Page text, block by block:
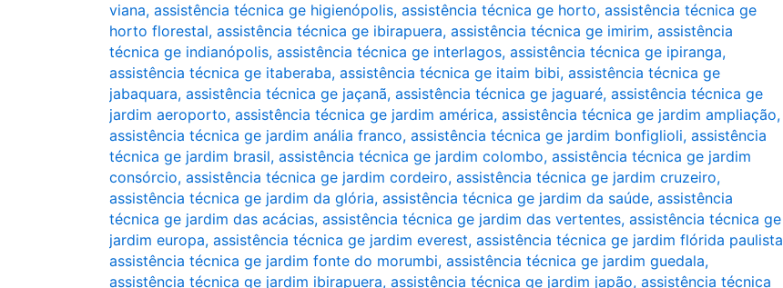
viana, assistência técnica ge higienópolis, assistência técnica ge horto, assistência técnica ge
horto florestal, assistência técnica ge ibirapuera, assistência técnica ge imirim, assistência
técnica ge indianópolis, assistência técnica ge interlagos, assistência técnica ge ipiranga,
assistência técnica ge itaberaba, assistência técnica ge itaim bibi, assistência técnica ge
jabaquara, assistência técnica ge jaçanã, assistência técnica ge jaguaré, assistência técnica ge
jardim aeroporto, assistência técnica ge jardim américa, assistência técnica ge jardim ampliação,
assistência técnica ge jardim anália franco, assistência técnica ge jardim bonfiglioli, assistência
técnica ge jardim brasil, assistência técnica ge jardim colombo, assistência técnica ge jardim
consórcio, assistência técnica ge jardim cordeiro, assistência técnica ge jardim cruzeiro,
assistência técnica ge jardim da glória, assistência técnica ge jardim da saúde, assistência
técnica ge jardim das acácias, assistência técnica ge jardim das vertentes, assistência técnica ge
jardim europa, assistência técnica ge jardim everest, assistência técnica ge jardim flórida paulista
assistência técnica ge jardim fonte do morumbi, assistência técnica ge jardim guedala,
assistência técnica ge jardim ibirapuera, assistência técnica ge jardim japão, assistência técnica